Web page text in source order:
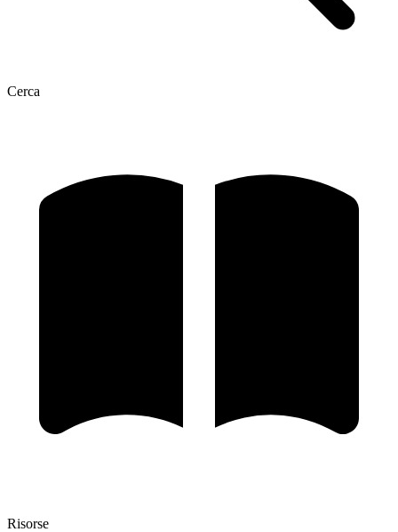
Cerca
Risorse